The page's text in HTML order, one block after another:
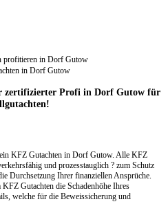
zertifizierter Profi in Dorf Gutow für
KFZ Gutachten in Dorf Gutow. Alle KFZ
und prozesstauglich ? zum Schutz
Durchsetzung Ihrer finanziellen Ansprüche.
Gutachten die Schadenhöhe Ihres
welche für die Beweissicherung und